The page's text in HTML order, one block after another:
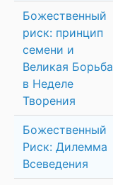
Божественный
риск: принцип
семени и
Великая Борьба
в Неделе
Творения
Божественный
Риск: Дилемма
Всеведения